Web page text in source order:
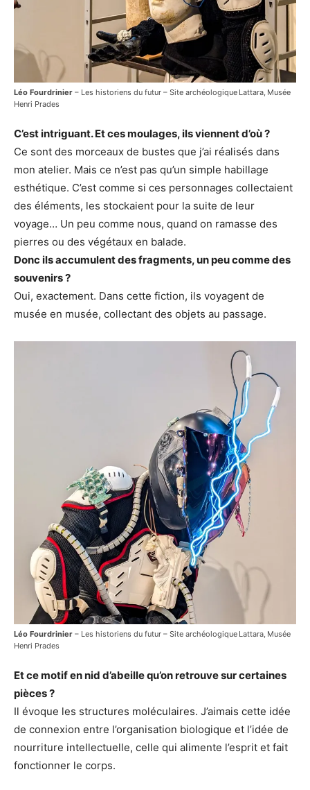
Léo Fourdrinier – Les historiens du futur – Site archéologique Lattara, Musée
Henri Prades
C’est intriguant. Et ces moulages, ils viennent d’où ?
Ce sont des morceaux de bustes que j’ai réalisés dans
mon atelier. Mais ce n’est pas qu’un simple habillage
esthétique. C’est comme si ces personnages collectaient
des éléments, les stockaient pour la suite de leur
voyage… Un peu comme nous, quand on ramasse des
pierres ou des végétaux en balade.
Donc ils accumulent des fragments, un peu comme des
souvenirs ?
Oui, exactement. Dans cette fiction, ils voyagent de
musée en musée, collectant des objets au passage.
Léo Fourdrinier – Les historiens du futur – Site archéologique Lattara, Musée
Henri Prades
Et ce motif en nid d’abeille qu’on retrouve sur certaines
pièces ?
Il évoque les structures moléculaires. J’aimais cette idée
de connexion entre l’organisation biologique et l’idée de
nourriture intellectuelle, celle qui alimente l’esprit et fait
fonctionner le corps.